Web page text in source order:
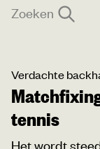
Zoeken
Verdachte
tennis
Het wordt